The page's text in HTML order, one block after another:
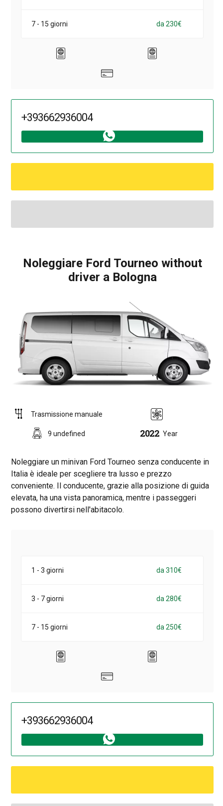
7 - 15 giorni da 230€
+393662936004
Noleggiare Ford Tourneo without
driver a Bologna
Trasmissione manuale
9 undefined 2022 Year
Noleggiare un minivan Ford Tourneo senza conducente in
Italia è ideale per scegliere tra lusso e prezzo
conveniente. Il conducente, grazie alla posizione di guida
elevata, ha una vista panoramica, mentre i passeggeri
possono divertirsi nell'abitacolo.
1 - 3 giorni da 310€
3 - 7 giorni da 280€
7 - 15 giorni da 250€
+393662936004